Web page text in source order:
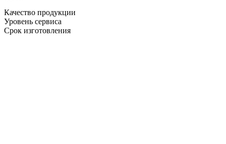
Качество продукции
Уровень сервиса
Срок изготовления